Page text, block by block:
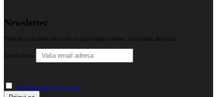
Newsletter
Prijavite se da biste bili u toku sa najnovijim vestima i specijalnim akcijama.
Email adresa:
Prihvatam opšte uslove sajta